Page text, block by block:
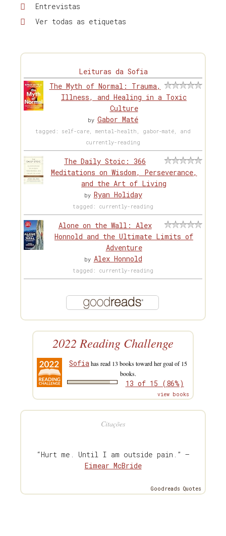
Entrevistas
Ver todas as etiquetas
Leituras da Sofia
The Myth of Normal: Trauma,
Illness, and Healing in a Toxic
Culture
by Gabor Maté
tagged: self-care, mental-health, gabor-maté, and
currently-reading
The Daily Stoic: 366
Meditations on Wisdom, Perseverance,
and the Art of Living
by Ryan Holiday
tagged: currently-reading
Alone on the Wall: Alex
Honnold and the Ultimate Limits of
Adventure
by Alex Honnold
tagged: currently-reading
2022 Reading Challenge
Sofiahas read 13 books toward her goal of 15
books.
13 of 15 (86%)
view books
Citações
“Hurt me. Until I am outside pain.” —
Eimear McBride
Goodreads Quotes